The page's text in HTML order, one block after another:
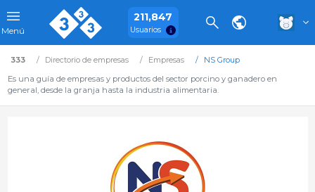
Menú
211,847
Usuarios
333 Directorio de empresas Empresas
NS Group
Es una guía de empresas y productos del sector porcino y ganadero en
general, desde la granja hasta la industria alimentaria.